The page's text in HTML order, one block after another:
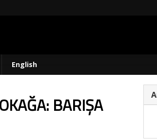
English
BARIŞA